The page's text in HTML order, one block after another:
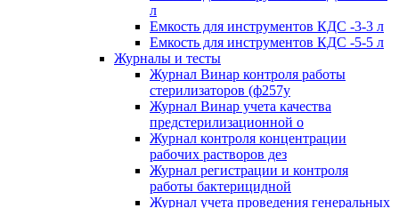
л
Емкость для инструментов КДС -3-3 л
Емкость для инструментов КДС -5-5 л
Журналы и тесты
Журнал Винар контроля работы
стерилизаторов (ф257у
Журнал Винар учета качества
предстерилизационной о
Журнал контроля концентрации
рабочих растворов дез
Журнал регистрации и контроля
работы бактерицидной
Журнал учета проведения генеральных